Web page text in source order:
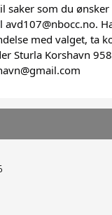
saker som du
avd107@nbocc.no.
med valget, ta
Sturla Korshavn